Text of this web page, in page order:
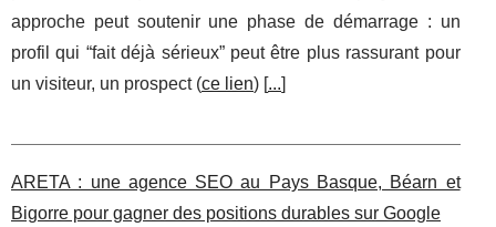
approche peut soutenir une phase de démarrage : un
profil qui “fait déjà sérieux” peut être plus rassurant pour
un visiteur, un prospect (ce lien) [...]
ARETA : une agence SEO au Pays Basque, Béarn et
Bigorre pour gagner des positions durables sur Google